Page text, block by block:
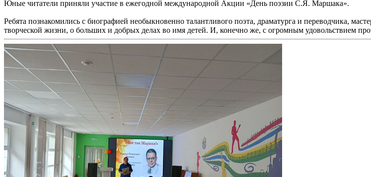
Юные читатели приняли участие в ежегодной международной Акции «День поэзии С.Я. Маршака».
Ребята познакомились с биографией необыкновенно талантливого поэта, драматурга и переводчика,
творческой жизни, о больших и добрых делах во имя детей. И, конечно же, с огромным удовольствием